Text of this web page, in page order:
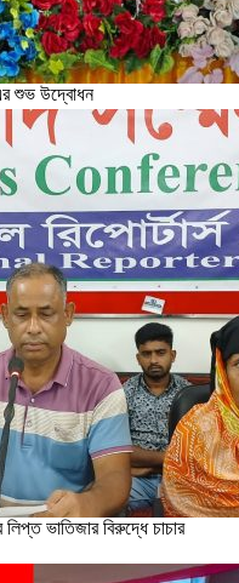
এর শুভ উদ্বোধন
লিপ্ত ভাতিজার বিরুদ্ধে চাচার